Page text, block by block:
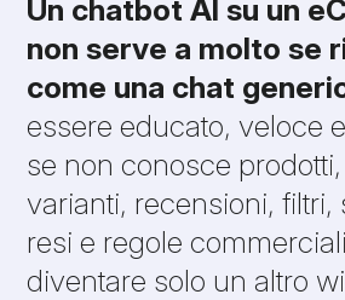
Un chatbot AI su un
non serve a molto se
come una chat
essere educato, veloce
se non conosce
varianti, recensioni, filtri,
resi e regole
diventare solo un altro